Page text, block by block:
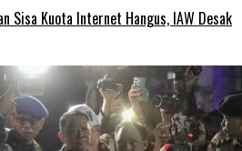
Sisa Kuota Internet Hangus, IAW Desak